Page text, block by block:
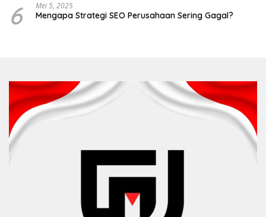
6 Mei 5, 2025
Mengapa Strategi SEO Perusahaan Sering Gagal?